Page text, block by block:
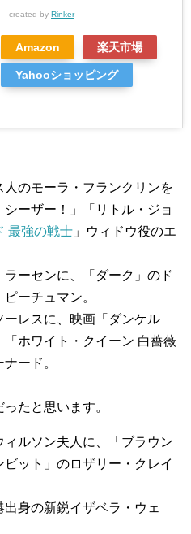
created by Rinker
Amazon 楽天市場
Yahooショッピング
のモーラ・フランクリンを
ーザー！」「リトル・ジョ
最強の戦士 」ウィドウ役のエ
ーセンに、「ダーク」のド
ーチュマン。
レスに、映画「ダンケル
ホワイト・クイーン 白薔薇
ード。
たと思います。
ルソン夫人に、「ブラウン
ット」のロザリー・クレイ
身の新鋭イザベラ・ウェ